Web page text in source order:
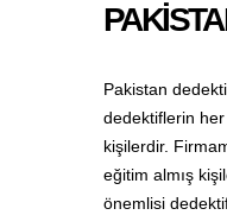
Pakistan
dedektiflerin
kişilerdir.
eğitim almış
önemlisi